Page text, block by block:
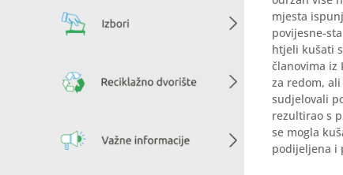
mjesta
povijesne-
htjeli kušati
članovima iz
za redom,
sudjelovali
rezultirao s
se mogla
podijeljena i